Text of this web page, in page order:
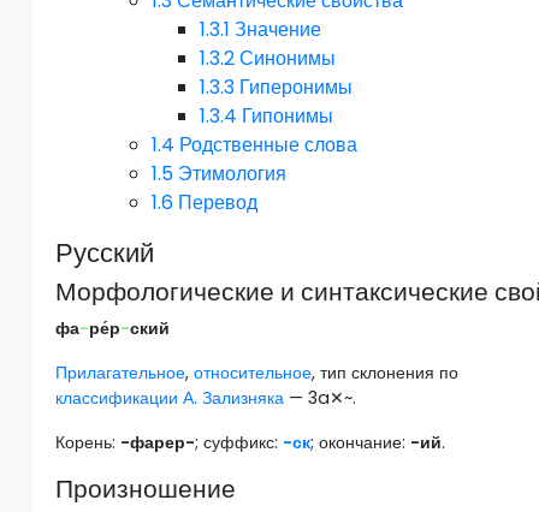
1.3.1 Значение
1.3.2Синонимы
1.3.3 Гиперонимы
1.3.4 Гипонимы
1.4 Родственные слова
1.5 Этимология
1.6 Перевод
Русский
Морфологические и синтаксические
фа-ре́р-ский
Прилагательное,относительное, тип склонения по
классификации А. Зализняка — 3a✕~.
Корень: -фарер-; суффикс: -ск; окончание: -ий.
Произношение